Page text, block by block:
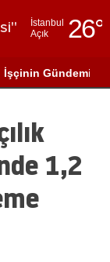
İstanbul
Açık
26°
Adıyaman
Amasya
İşçinin Gündemi
1,2